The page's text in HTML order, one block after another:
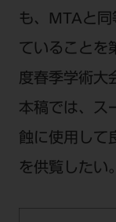
も、MTAと同
ていることを
度春季学術大
本稿では、ス
蝕に使用して
を供覧したい。